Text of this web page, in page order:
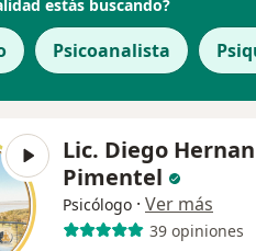
estás buscando?
Psicoanalista
Lic. Diego Hernan
Pimentel
Psicólogo · Ver más
39 opiniones